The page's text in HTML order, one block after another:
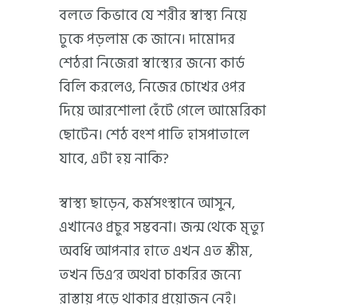
বলতে কিভাবে যে শরীর স্বাস্থ্য নিয়ে
ঢুকে পড়লাম কে জানে। দামোদর
শেঠরা নিজেরা স্বাস্থ্যের জন্যে কার্ড
বিলি করলেও, নিজের চোখের ওপর
দিয়ে আরশোলা হেঁটে গেলে আমেরিকা
ছোটেন। শেঠ বংশ পাতি হাসপাতালে
যাবে, এটা হয় নাকি?
স্বাস্থ্য ছাড়েন, কর্মসংস্থানে আসুন,
এখানেও প্রচুর সম্ভবনা। জন্ম থেকে মৃত্যু
অবধি আপনার হাতে এখন এত স্কীম,
তখন ডিএ’র অথবা চাকরির জন্যে
রাস্তায় পড়ে থাকার প্রয়োজন নেই।